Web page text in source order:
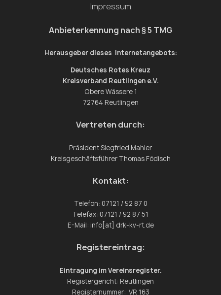
Impressum
Anbieterkennung nach § 5 TMG
Herausgeber dieses Internetangebots:
Deutsches Rotes Kreuz
Kreisverband Reutlingen e.V.
Obere Wässere 1
72764 Reutlingen
Vertreten durch:
Präsident Siegfried Mahler
Kreisgeschäftsführer Thomas Födisch
Kontakt:
Telefon: 07121 / 92 87 0
Telefax: 07121 / 92 87 51
E-Mail: info[at] drk-kv-rt.de
Registereintrag:
Eintragung im Vereinsregister.
Registergericht: Reutlingen
Registernummer: VR 163